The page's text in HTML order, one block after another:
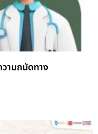
ามถนัดทาง